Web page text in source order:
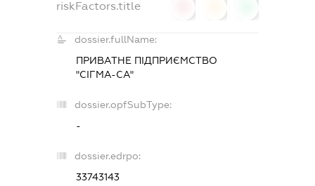
riskFactors.title
dossier.fullName:
ПРИВАТНЕ ПІДПРИЄМСТВО
"СІГМА-СА"
dossier.opfSubType:
-
dossier.edrpo:
33743143